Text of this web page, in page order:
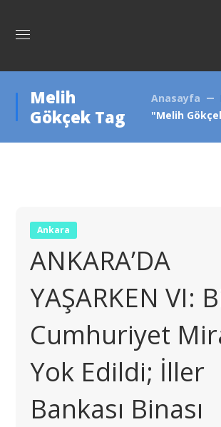
Melih
Gökçek Tag
Anasayfa
"Melih
Ankara
ANKARA’DA
YAŞARKEN VI:
Cumhuriyet
Yok Edildi; İller
Bankası Binası